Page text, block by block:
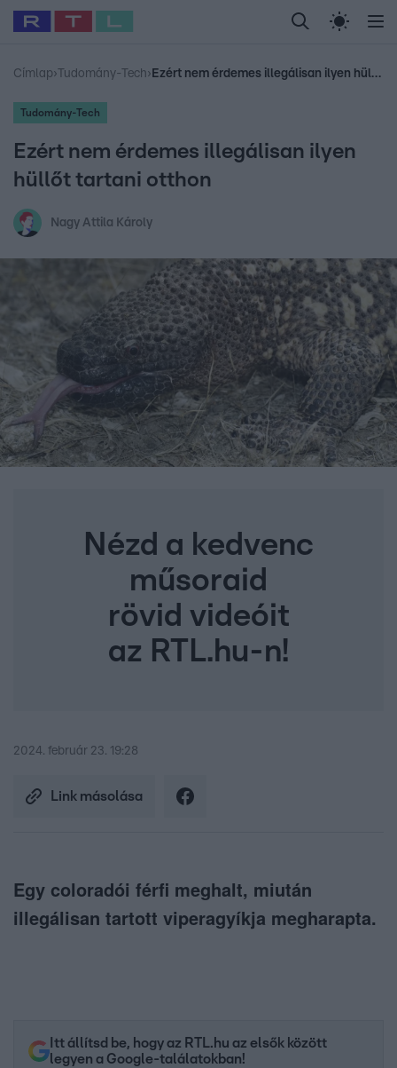
Legfrissebb RTL Híradó Randi Celeb vagyok,
Babits Marcella Most Wanted Gallusz
Címlap› Tudomány-Tech› Ezért nem érdemes illegálisan ilyen hüllőt tartani otthon
Tudomány-Tech
Ezért nem érdemes illegálisan ilyen
hüllőt tartani otthon
Nagy Attila Károly
Nézd a kedvenc
műsoraid
rövid videóit
az RTL.hu-n!
2024. február 23. 19:28
Link másolása
Egy coloradói férfi meghalt, miután
illegálisan tartott viperagyíkja megharapta.
Itt állítsd be, hogy az RTL.hu az elsők között
legyen a Google-találatokban!